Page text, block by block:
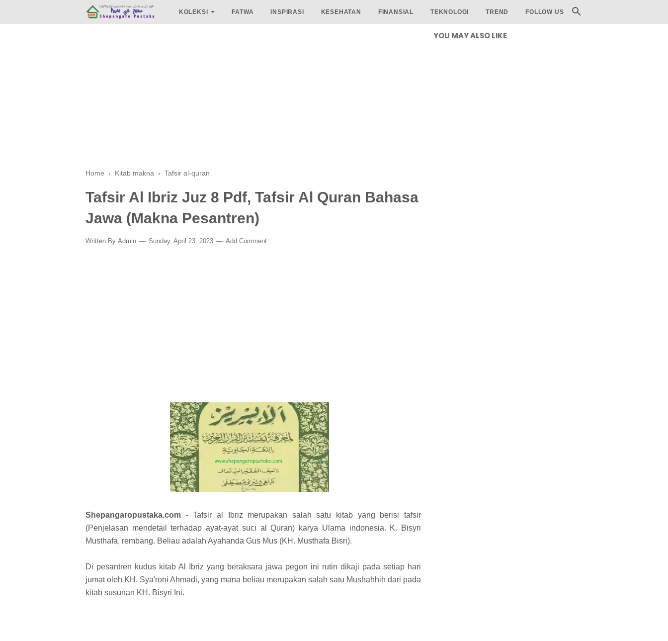
KOLEKSI FATWA INSPIRASI KESEHATAN FINANSIAL TEKNOLOGI TREND FOLLOW US
Home › Kitab makna › Tafsir al-quran
Tafsir Al Ibriz Juz 8 Pdf, Tafsir Al Quran Bahasa
Jawa (Makna Pesantren)
Written By Admin Sunday, April 23, 2023 Add Comment
Shepangaropustaka.com - Tafsir al Ibriz merupakan salah satu kitab yang berisi tafsir
(Penjelasan mendetail terhadap ayat-ayat suci al Quran) karya Ulama indonesia. K. Bisyri
Musthafa, rembang. Beliau adalah Ayahanda Gus Mus (KH. Musthafa Bisri).
Di pesantren kudus kitab Al Ibriz yang beraksara jawa pegon ini rutin dikaji pada setiap hari
jumat oleh KH. Sya'roni Ahmadi, yang mana beliau merupakan salah satu Mushahhih dari pada
kitab susunan KH. Bisyri Ini.
YOU MAY ALSO LIKE